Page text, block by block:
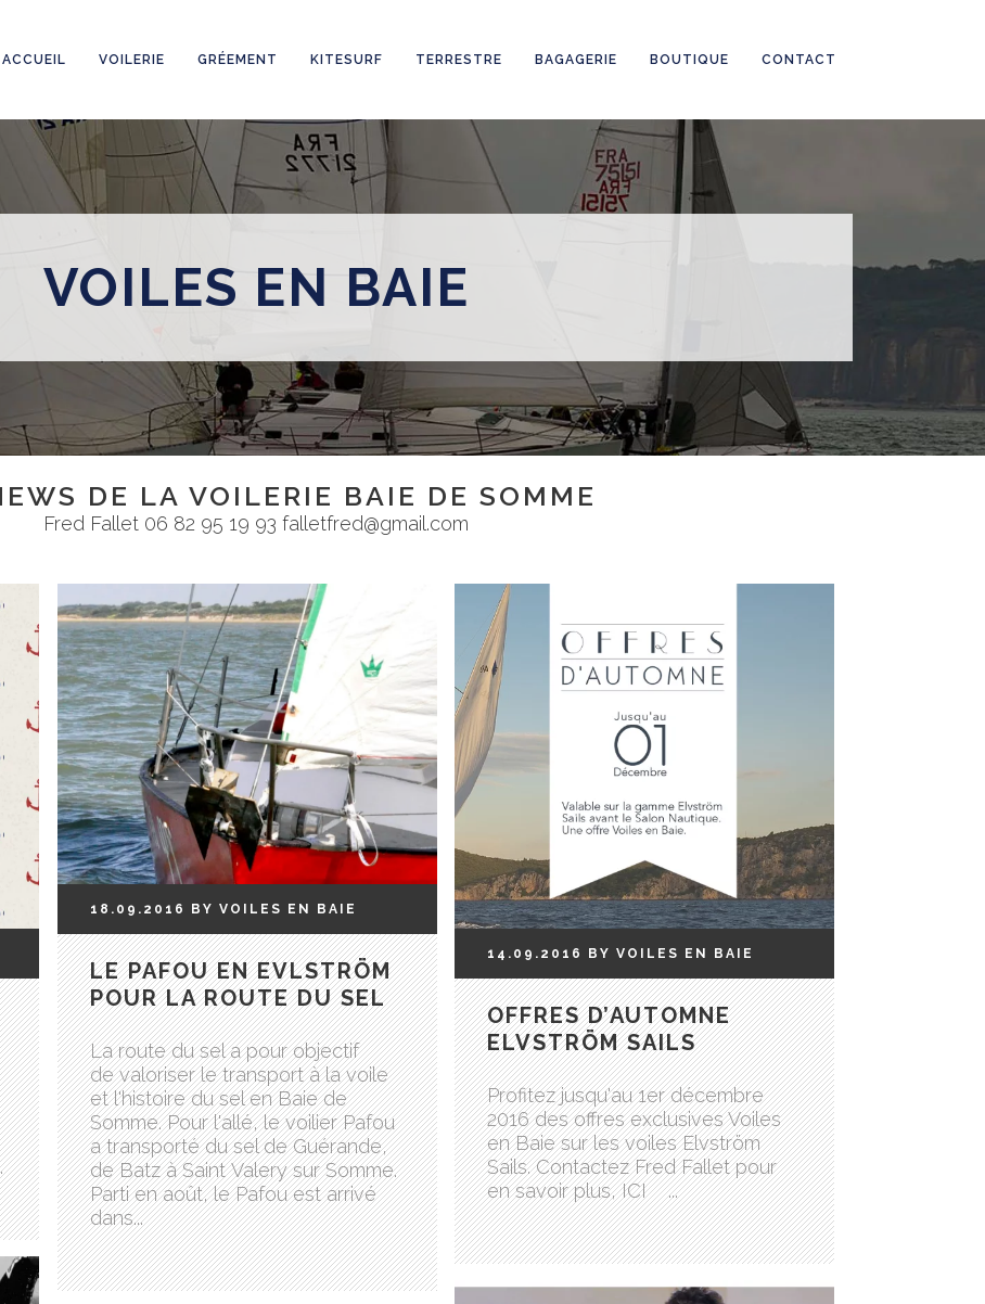
ACCUEIL VOILERIE GRÉEMENT KITESURF TERRESTRE BAGAGERIE BOUTIQUE CONTACT
VOILES EN BAIE
DE LA VOILERIE BAIE DE SOMME
Fred Fallet 06 82 95 19 93 falletfred@gmail.com
18.09.2016 BY VOILES EN BAIE
LE PAFOU EN EVLSTRÖM
POUR LA ROUTE DU SEL
La route du sel a pour objectif
de valoriser le transport à la voile
et l'histoire du sel en Baie de
Somme. Pour l'allé, le voilier Pafou
a transporté du sel de Guérande,
de Batz à Saint Valery sur Somme.
Parti en août, le Pafou est arrivé
dans...
14.09.2016 BY VOILES EN BAIE
OFFRES D’AUTOMNE
ELVSTRÖM SAILS
Profitez jusqu'au 1er décembre
2016 des offres exclusives Voiles
en Baie sur les voiles Elvström
Sails. Contactez Fred Fallet pour
en savoir plus, ICI ...